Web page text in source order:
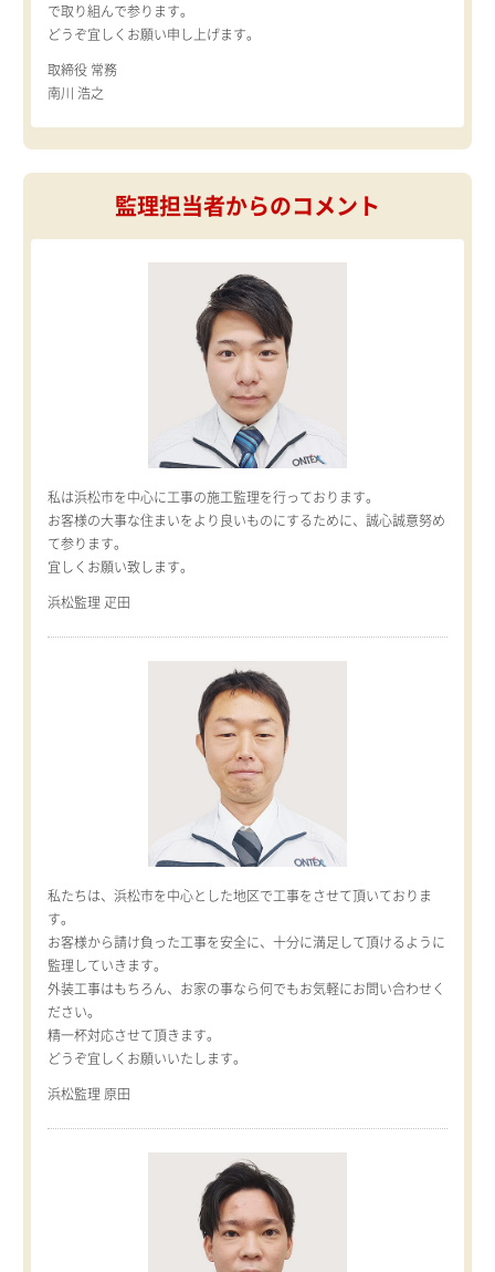
で取り組んで参ります。
どうぞ宜しくお願い申し上げます。
取締役 常務
南川 浩之
監理担当者からのコメント
私は浜松市を中心に工事の施工監理を行っております。
お客様の大事な住まいをより良いものにするために、誠心誠意努め
て参ります。
宜しくお願い致します。
浜松監理 疋田
私たちは、浜松市を中心とした地区で工事をさせて頂いておりま
す。
お客様から請け負った工事を安全に、十分に満足して頂けるように
監理していきます。
外装工事はもちろん、お家の事なら何でもお気軽にお問い合わせく
ださい。
精一杯対応させて頂きます。
どうぞ宜しくお願いいたします。
浜松監理 原田